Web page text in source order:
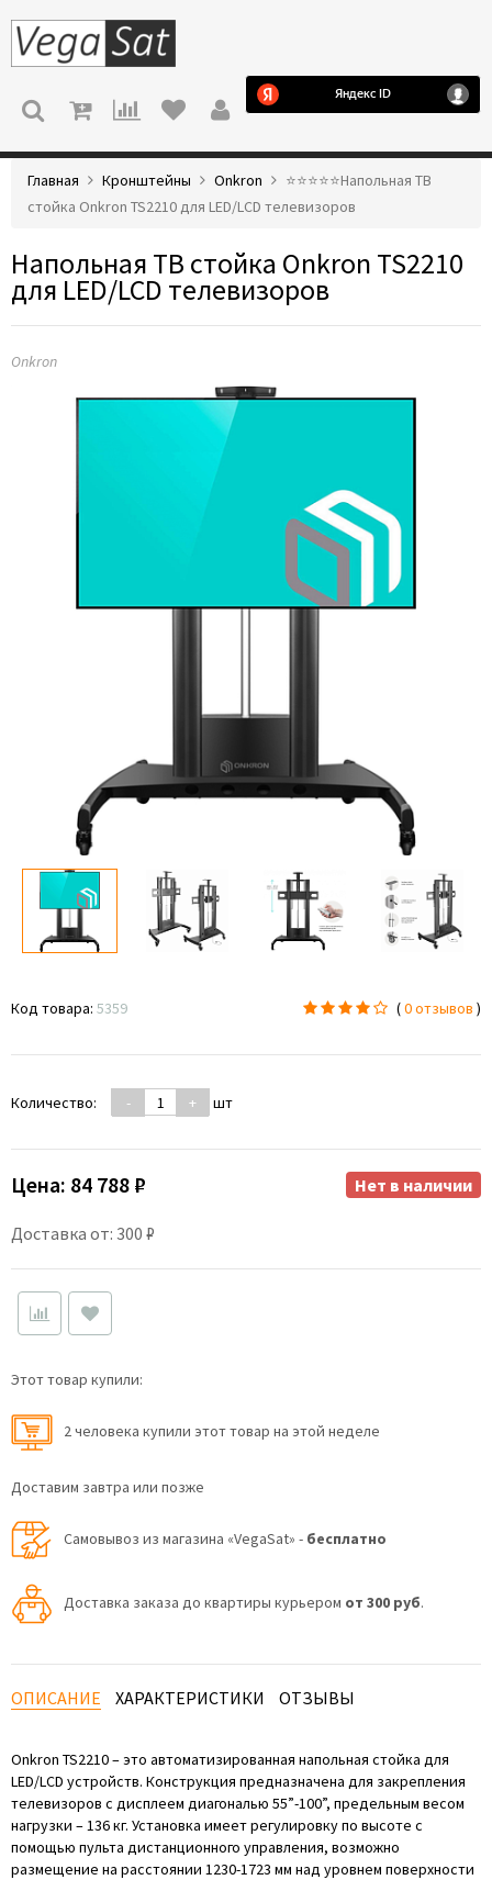
МЕНЮ
Главная Кронштейны Onkron
⭐️⭐️⭐️⭐️⭐️Напольная ТВ
стойка Onkron TS2210 для LED/LCD телевизоров
Напольная ТВ стойка Onkron TS2210
для LED/LCD телевизоров
Onkron
Код товара: 5359 (0 отзывов )
Количество: - + шт
Цена: 84 788 ₽
Доставка от: 300 ₽
Нет в наличии
Этот товар купили:
2 человекa купили этот товар на этой неделе
Доставим завтра или позже
Самовывоз из магазина «VegaSat» - бесплатно
Доставка заказа до квартиры курьером от 300 руб.
ОПИСАНИЕ ХАРАКТЕРИСТИКИ ОТЗЫВЫ
Onkron TS2210 – это автоматизированная напольная стойка для
LED/LCD устройств. Конструкция предназначена для закрепления
телевизоров с дисплеем диагональю 55”-100”, предельным весом
нагрузки – 136 кг. Установка имеет регулировку по высоте с
помощью пульта дистанционного управления, возможно
размещение на расстоянии 1230-1723 мм над уровнем поверхности